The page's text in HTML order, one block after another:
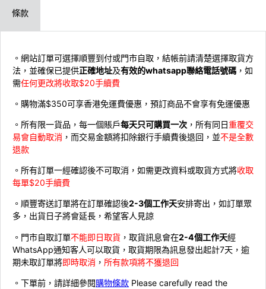
條款
。網站訂單可選擇順豐到付或門市自取，結帳前請清楚選擇取貨方
法，並確保已提供正確地址及有效的whatsapp聯絡電話號碼 ，如
需任何更改將收取$20手續費
。購物滿$350可享香港免運費優惠，預訂商品不會享有免運優惠
。所有限一貨品，每一個賬戶每天只可購買一次 ，所有同日重覆交
易會自動取消 ，而交易金額將扣除銀行手續費後退回，並不是全數
退款
。所有訂單一經確認後不可取消，如需更改資料或取貨方式將收取
每單$20手續費
。順豐寄送訂單將在訂單確認後2-3個工作天安排寄出，如訂單眾
多，出貨日子將會延長，希望客人見諒
。門市自取訂單不能即日取貨 ，取貨訊息會在2-4個工作天經
WhatsApp通知客人可以取貨，取貨期限為訊息發出起計7天，逾
期未取訂單將即時取消 ， 所有款項將不獲退回
。下單前，請詳細參閱購物條款 Please carefully read the